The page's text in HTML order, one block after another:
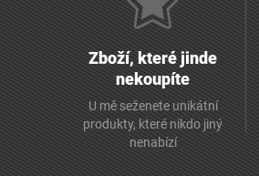
Zboží, které jinde
nekoupíte
U mě seženete unikátní
produkty, které nikdo jiný
nenabízí